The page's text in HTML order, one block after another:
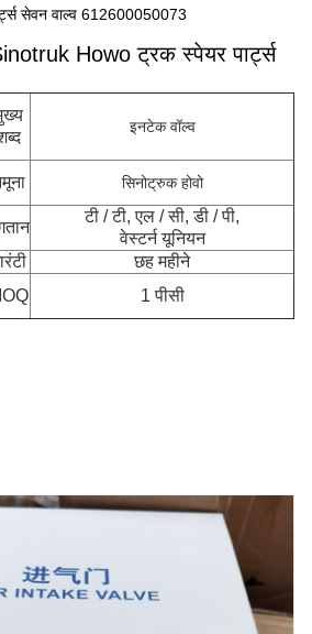
सेवन वाल्व 612600050073
Howo ट्रक स्पेयर पार्ट्स
इनटेक वॉल्व
सिनोट्रुक होवो
टी / टी, एल / सी, डी / पी,
वेस्टर्न यूनियन
छह महीने
1 पीसी